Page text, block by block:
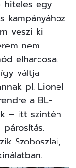
hiteles egy
kampányához
veszi ki
nem
élharcosa.
váltja
pl. Lionel
a BL-
– itt szintén
Szoboszlai,